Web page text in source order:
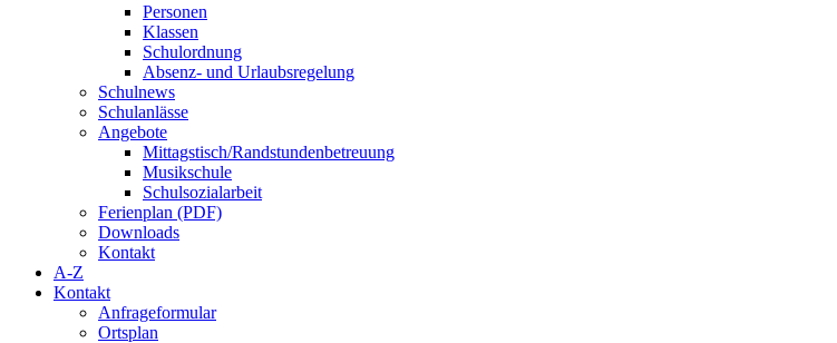
Personen
Klassen
Schulordnung
Absenz- und Urlaubsregelung
Schulnews
Schulanlässe
Angebote
Mittagstisch/Randstundenbetreuung
Musikschule
Schulsozialarbeit
Ferienplan (PDF)
Downloads
Kontakt
A-Z
Kontakt
Anfrageformular
Ortsplan